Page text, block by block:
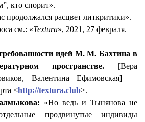
кто спорит».
продолжался расцветлиткритики».
см.: «Textura», 2021, 27 февраля.
идей М. М. Бахтина в
пространстве. [Вера
Валентина Ефимовская] —
<http://textura.club>.
«Но ведь и Тынянова не
продвинутые индивиды